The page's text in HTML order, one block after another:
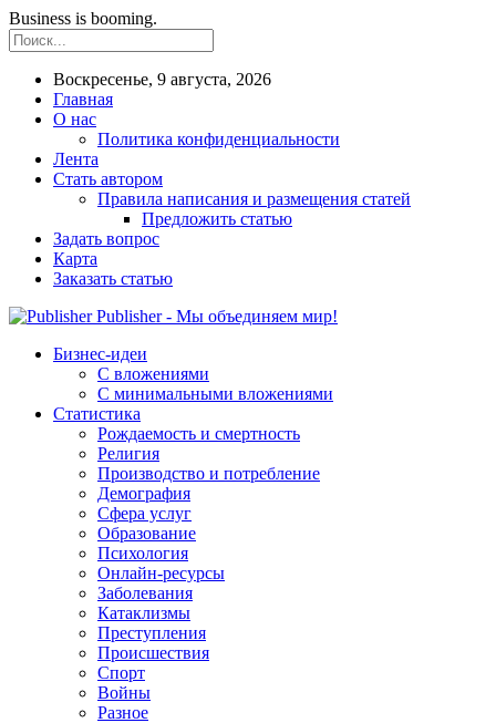
Business is booming.
Воскресенье, 9 августа, 2026
Главная
О нас
Политика конфиденциальности
Лента
Стать автором
Правила написания и размещения статей
Предложить статью
Задать вопрос
Карта
Заказать статью
Publisher - Мы объединяем мир!
Бизнес-идеи
С вложениями
С минимальными вложениями
Статистика
Рождаемость и смертность
Религия
Производство и потребление
Демография
Сфера услуг
Образование
Психология
Онлайн-ресурсы
Заболевания
Катаклизмы
Преступления
Происшествия
Спорт
Войны
Разное